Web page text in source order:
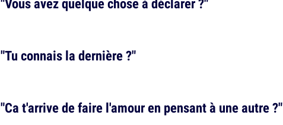
"Tu connais la dernière ?"
"Ca t'arrive de faire l'amour en pensant à une autre ?"